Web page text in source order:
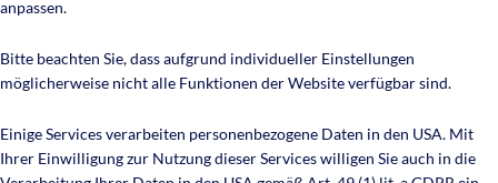
anpassen.
Bitte beachten Sie, dass aufgrund individueller Einstellungen
möglicherweise nicht alle Funktionen der Website verfügbar sind.
Einige Services verarbeiten personenbezogene Daten in den USA. Mit
Ihrer Einwilligung zur Nutzung dieser Services willigen Sie auch in die